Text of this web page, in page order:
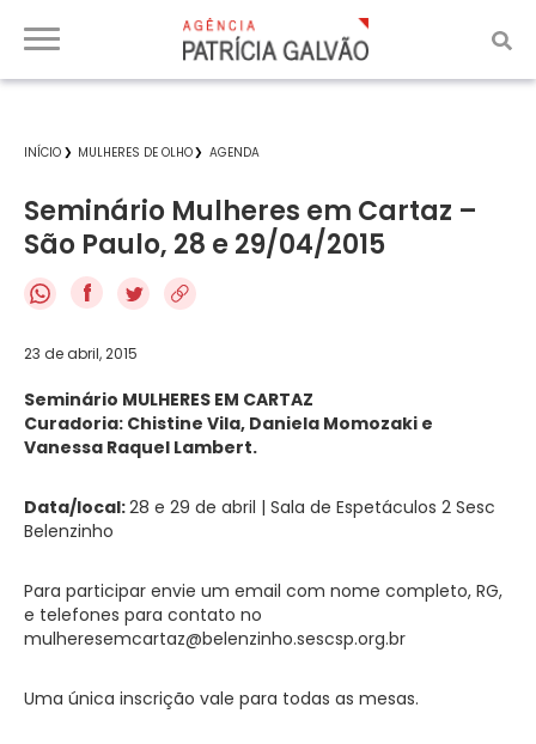
INÍCIO MULHERES DE OLHO AGENDA
Seminário Mulheres em Cartaz –
São Paulo, 28 e 29/04/2015
f
23 de abril, 2015
Seminário MULHERES EM CARTAZ
Curadoria: Chistine Vila, Daniela Momozaki e
Vanessa Raquel Lambert.
Data/local:28 e 29 de abril | Sala de Espetáculos 2 Sesc
Belenzinho
Para participar envie um email com nome completo, RG,
e telefones para contato no
mulheresemcartaz@belenzinho.sescsp.org.br
Uma única inscrição vale para todas as mesas.